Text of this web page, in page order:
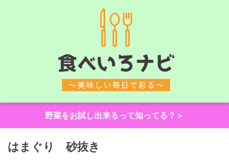
野菜をお試し出来るって知ってる？＞
はまぐり 砂抜き